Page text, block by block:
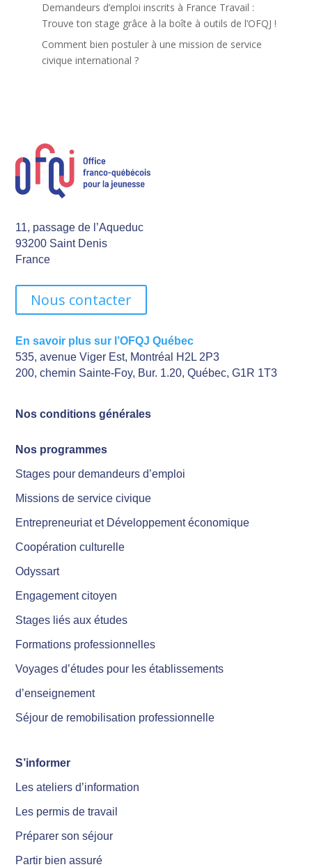
Demandeurs d’emploi inscrits à France Travail :
Trouve ton stage grâce à la boîte à outils de l’OFQJ !
Comment bien postuler à une mission de service
civique international ?
11, passage de l’Aqueduc
93200 Saint Denis
France
Nous contacter
En savoir plus sur l’OFQJ Québec
535, avenue Viger Est, Montréal H2L 2P3
200, chemin Sainte-Foy, Bur. 1.20, Québec, G1R 1T3
Nos conditions générales
Nos programmes
Stages pour demandeurs d’emploi
Missions de service civique
Entrepreneuriat et Développement économique
Coopération culturelle
Odyssart
Engagement citoyen
Stages liés aux études
Formations professionnelles
Voyages d’études pour les établissements
d’enseignement
Séjour de remobilisation professionnelle
S’informer
Les ateliers d’information
Les permis de travail
Préparer son séjour
Partir bien assuré